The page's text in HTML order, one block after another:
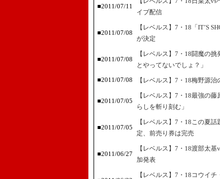
■2011/07/11
イブ配信
■2011/07/08
【レベルス】7・18「IT’S
が決定
■2011/07/08
【レベルス】7・18闘魔の
とやってないでしょ？」
■2011/07/08
【レベルス】7・18梅野源
■2011/07/05
【レベルス】7・18最強の
らしを斬り刻む」
■2011/07/05
【レベルス】7・18この夏
定、前売り券は完売
■2011/06/27
【レベルス】7・18渡部太
加発表
【レベルス】7・18コウイ